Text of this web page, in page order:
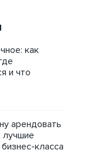
как
и что
арендовать
лучшие
класса